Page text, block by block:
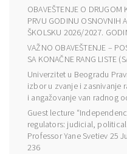
OBAVEŠTENJE O
PRVU GODINU OSNOVNIH
ŠKOLSKU 2026/2027.
VAŽNO OBAVEŠTENJE –
SA KONAČNE RANG LISTE
Univerzitet u Beogradu
izbor u zvanje i zasnivanje
i angažovanje van radnog
Guest lecture
regulators: judicial,
Professor Yane Svetiev 25
236